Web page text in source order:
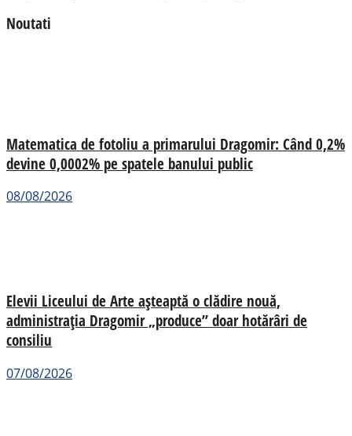
Noutati
Matematica de fotoliu a primarului Dragomir: Când 0,2%
devine 0,0002% pe spatele banului public
08/08/2026
Elevii Liceului de Arte așteaptă o clădire nouă,
administrația Dragomir „produce” doar hotărâri de
consiliu
07/08/2026